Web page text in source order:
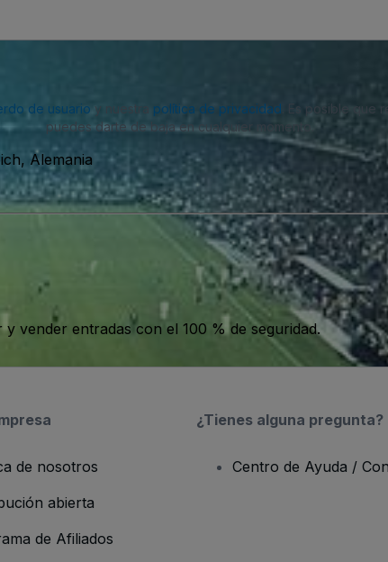
de usuarioy nuestra política de privacidad . Es posible
puedes darte de baja en cualquier momento.
Alemania
vender entradas con el 100 % de seguridad.
de nosotros
abierta
de Afiliados
¿Tienes alguna pregunta?
Centro de Ayuda /